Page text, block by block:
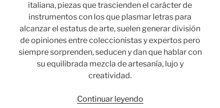
italiana, piezas que trascienden el carácter de
instrumentos con los que plasmar letras para
alcanzar el estatus de arte, suelen generar división
de opiniones entre coleccionistas y expertos pero
siempre sorprenden, seducen y dan que hablar con
su equilibrada mezcla de artesanía, lujo y
creatividad.
Continuar leyendo«Montegrappa,